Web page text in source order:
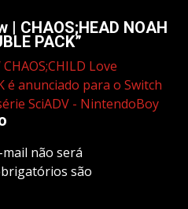
| CHAOS;HEAD NOAH
PACK”
Love
é anunciado para o Switch
SciADV - NintendoBoy
não será
são